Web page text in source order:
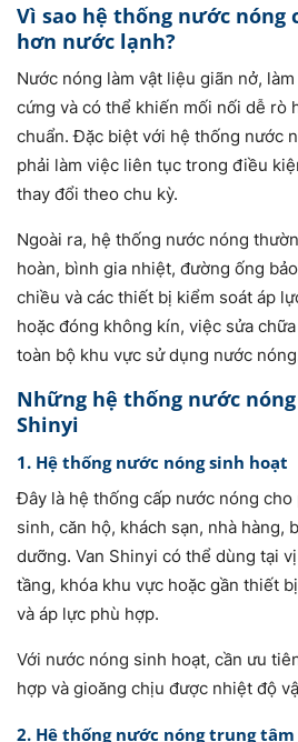
Vì sao hệ thống nước nóng
hơn nước lạnh?
Nước nóng làm vật liệu giãn nở,
cứng và có thể khiến mối nối dễ rò
chuẩn. Đặc biệt với hệ thống nước
phải làm việc liên tục trong điều
thay đổi theo chu kỳ.
Ngoài ra, hệ thống nước nóng
hoàn, bình gia nhiệt, đường ống
chiều và các thiết bị kiểm soát áp
hoặc đóng không kín, việc sửa
toàn bộ khu vực sử dụng nước
Những hệ thống nước
Shinyi
1. Hệ thống nước nóng sinh hoạt
Đây là hệ thống cấp nước nóng cho
sinh, căn hộ, khách sạn, nhà hàng,
dưỡng. Van Shinyi có thể dùng tại
tầng, khóa khu vực hoặc gần thiết
và áp lực phù hợp.
Với nước nóng sinh hoạt, cần ưu
hợp và gioăng chịu được nhiệt độ
2. Hệ thống nước nóng trung tâm